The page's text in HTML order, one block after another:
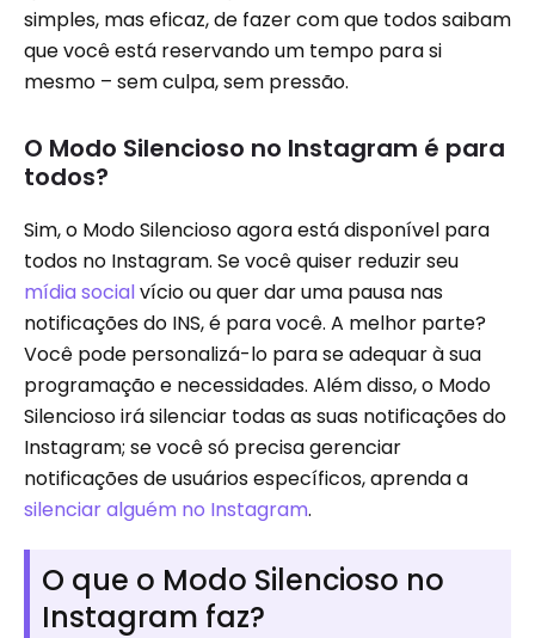
simples, mas eficaz, de fazer com que todos saibam
que você está reservando um tempo para si
mesmo – sem culpa, sem pressão.
O Modo Silencioso no Instagram é para
todos?
Sim, o Modo Silencioso agora está disponível para
todos no Instagram. Se você quiser reduzir seu
mídia socialvício ou quer dar uma pausa nas
notificações do INS, é para você. A melhor parte?
Você pode personalizá-lo para se adequar à sua
programação e necessidades. Além disso, o Modo
Silencioso irá silenciar todas as suas notificações do
Instagram; se você só precisa gerenciar
notificações de usuários específicos, aprenda a
silenciar alguém no Instagram.
O que o Modo Silencioso no
Instagram faz?